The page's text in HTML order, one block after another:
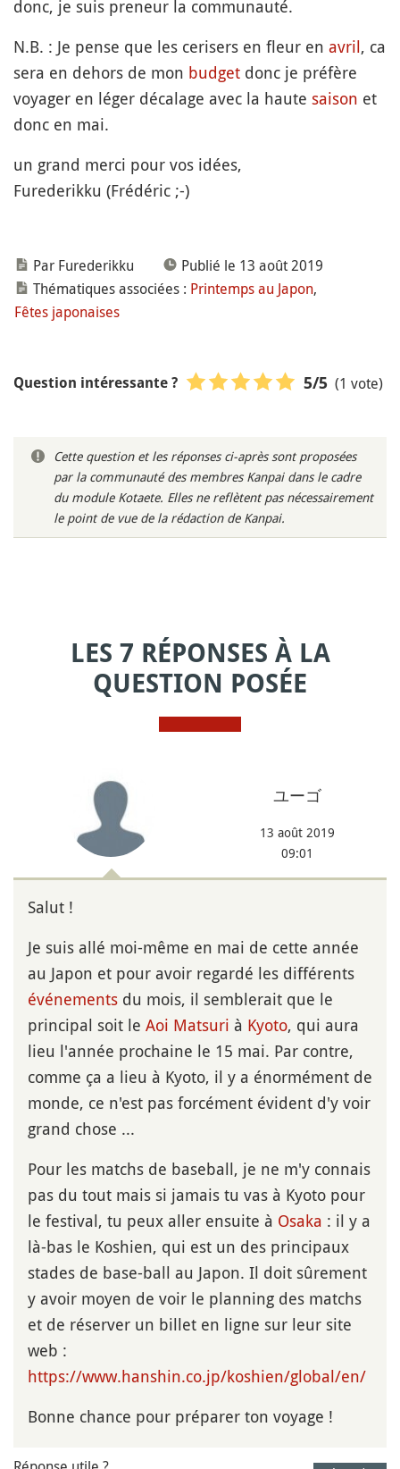
donc, je suis preneur la communauté.
N.B. : Je pense que les cerisers en fleur en avril, ca
sera en dehors de mon budget donc je préfère
voyager en léger décalage avec la haute saison et
donc en mai.
un grand merci pour vos idées,
Furederikku (Frédéric ;-)
Par Furederikku
Publié le 13 août 2019
Thématiques associées : Printemps au Japon,
Fêtes japonaises
Question intéressante ? 5/5 (1 vote)
Cette question et les réponses ci-après sont proposées
par la communauté des membres Kanpai dans le cadre
du module Kotaete. Elles ne reflètent pas nécessairement
le point de vue de la rédaction de Kanpai.
LES 7 RÉPONSES À LA
QUESTION POSÉE
ユーゴ
13 août 2019
09:01
Salut !
Je suis allé moi-même en mai de cette année
au Japon et pour avoir regardé les différents
événements du mois, il semblerait que le
principal soit le Aoi Matsuri à Kyoto, qui aura
lieu l'année prochaine le 15 mai. Par contre,
comme ça a lieu à Kyoto, il y a énormément de
monde, ce n'est pas forcément évident d'y voir
grand chose ...
Pour les matchs de baseball, je ne m'y connais
pas du tout mais si jamais tu vas à Kyoto pour
le festival, tu peux aller ensuite à Osaka : il y a
là-bas le Koshien, qui est un des principaux
stades de base-ball au Japon. Il doit sûrement
y avoir moyen de voir le planning des matchs
et de réserver un billet en ligne sur leur site
web :
https://www.hanshin.co.jp/koshien/global/en/
Bonne chance pour préparer ton voyage !